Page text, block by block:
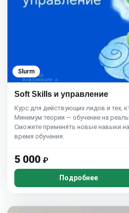
Slurm
Soft Skills и управление
Курс для действующих лидов и тех,
Минимум теории — обучение на
Сможете применять новые навыки
время обучения.
5 000 ₽
Подробнее